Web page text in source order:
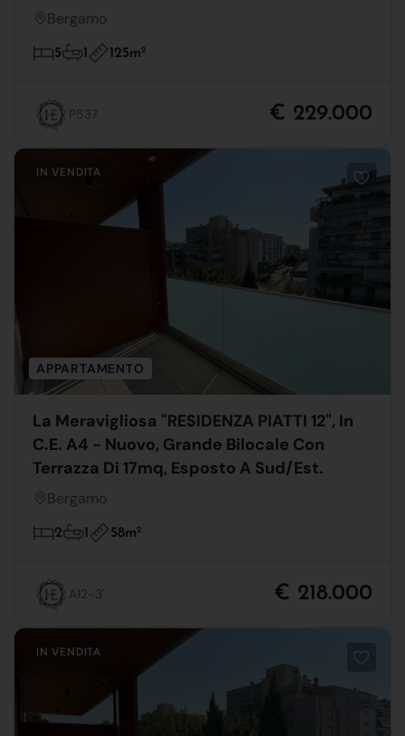
Bergamo
5 1 125m2
P537 € 229.000
IN VENDITA
APPARTAMENTO
La Meravigliosa "RESIDENZA PIATTI 12", In
C.E. A4 - Nuovo, Grande Bilocale Con
Terrazza Di 17mq, Esposto A Sud/Est.
Bergamo
2 1 58m2
A12-3' € 218.000
IN VENDITA